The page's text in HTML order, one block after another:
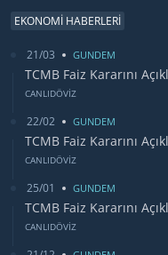
EKONOMİ HABERLERİ
21/03 GUNDEM
TCMB Faiz Kararını
CANLIDÖVİZ
22/02 GUNDEM
TCMB Faiz Kararını
CANLIDÖVİZ
25/01 GUNDEM
TCMB Faiz Kararını
CANLIDÖVİZ